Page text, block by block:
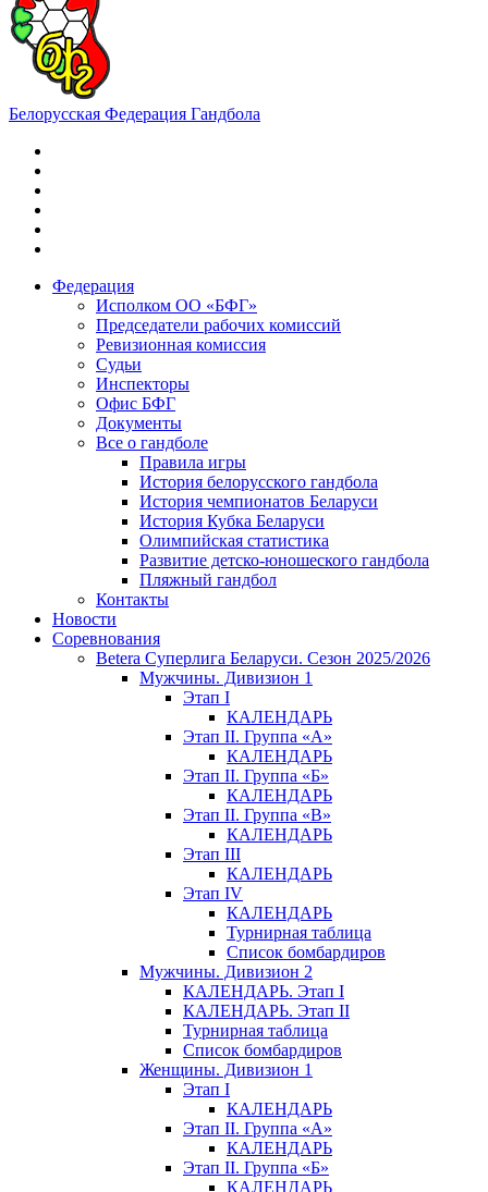
Белорусская Федерация Гандбола
Федерация
Исполком ОО «БФГ»
Председатели рабочих комиссий
Ревизионная комиссия
Судьи
Инспекторы
Офис БФГ
Документы
Все о гандболе
Правила игры
История белорусского гандбола
История чемпионатов Беларуси
История Кубка Беларуси
Олимпийская статистика
Развитие детско-юношеского гандбола
Пляжный гандбол
Контакты
Новости
Соревнования
Betera Суперлига Беларуси. Сезон 2025/2026
Мужчины. Дивизион 1
Этап I
КАЛЕНДАРЬ
Этап II. Группа «А»
КАЛЕНДАРЬ
Этап II. Группа «Б»
КАЛЕНДАРЬ
Этап II. Группа «В»
КАЛЕНДАРЬ
Этап III
КАЛЕНДАРЬ
Этап IV
КАЛЕНДАРЬ
Турнирная таблица
Список бомбардиров
Мужчины. Дивизион 2
КАЛЕНДАРЬ. Этап I
КАЛЕНДАРЬ. Этап II
Турнирная таблица
Список бомбардиров
Женщины. Дивизион 1
Этап I
КАЛЕНДАРЬ
Этап II. Группа «А»
КАЛЕНДАРЬ
Этап II. Группа «Б»
КАЛЕНДАРЬ